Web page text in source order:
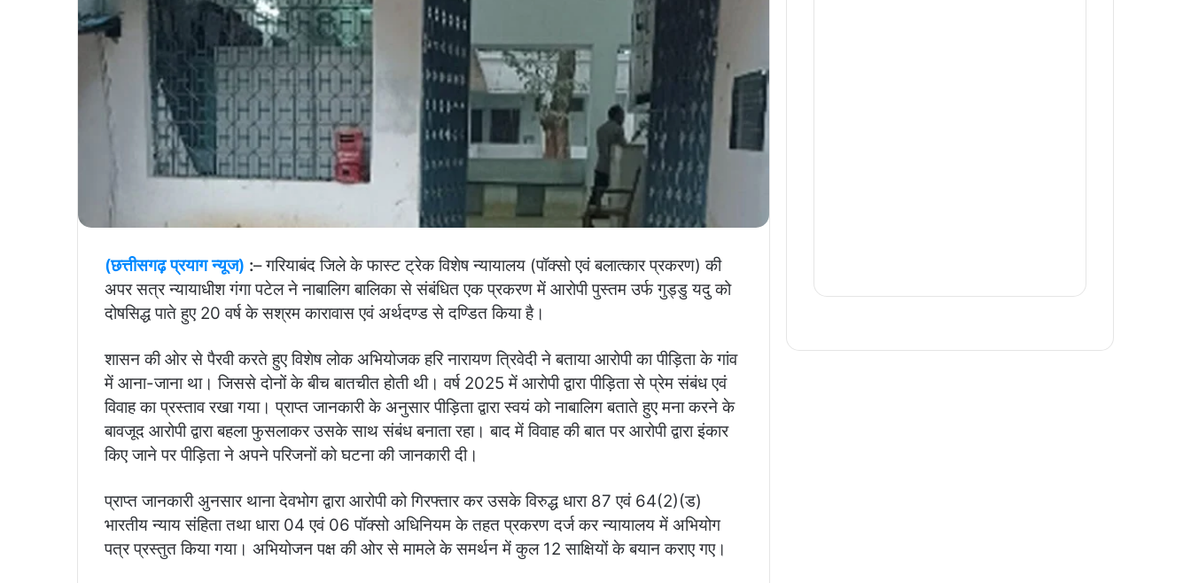
(छत्तीसगढ़ प्रयाग न्यूज) :– गरियाबंद जिले के फास्ट ट्रेक विशेष न्यायालय (पॉक्सो एवं बलात्कार प्रकरण) की
अपर सत्र न्यायाधीश गंगा पटेल ने नाबालिग बालिका से संबंधित एक प्रकरण में आरोपी पुस्तम उर्फ गुड्डु यदु को
दोषसिद्ध पाते हुए 20 वर्ष के सश्रम कारावास एवं अर्थदण्ड से दण्डित किया है।
शासन की ओर से पैरवी करते हुए विशेष लोक अभियोजक हरि नारायण त्रिवेदी ने बताया आरोपी का पीड़िता के गांव
में आना-जाना था। जिससे दोनों के बीच बातचीत होती थी। वर्ष 2025 में आरोपी द्वारा पीड़िता से प्रेम संबंध एवं
विवाह का प्रस्ताव रखा गया। प्राप्त जानकारी के अनुसार पीड़िता द्वारा स्वयं को नाबालिग बताते हुए मना करने के
बावजूद आरोपी द्वारा बहला फुसलाकर उसके साथ संबंध बनाता रहा। बाद में विवाह की बात पर आरोपी द्वारा इंकार
किए जाने पर पीड़िता ने अपने परिजनों को घटना की जानकारी दी।
प्राप्त जानकारी अुनसार थाना देवभोग द्वारा आरोपी को गिरफ्तार कर उसके विरुद्ध धारा 87 एवं 64(2)(ड)
भारतीय न्याय संहिता तथा धारा 04 एवं 06 पॉक्सो अधिनियम के तहत प्रकरण दर्ज कर न्यायालय में अभियोग
पत्र प्रस्तुत किया गया। अभियोजन पक्ष की ओर से मामले के समर्थन में कुल 12 साक्षियों के बयान कराए गए।